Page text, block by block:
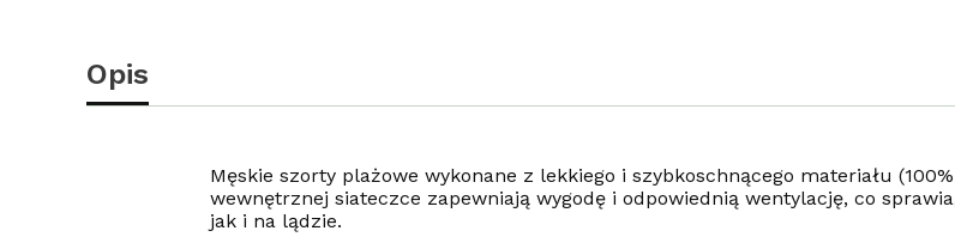
Opis
Męskie szorty plażowe wykonane z lekkiego i szybkoschnącego materiału
wewnętrznej siateczce zapewniają wygodę i odpowiednią wentylację, co
jak i na lądzie.